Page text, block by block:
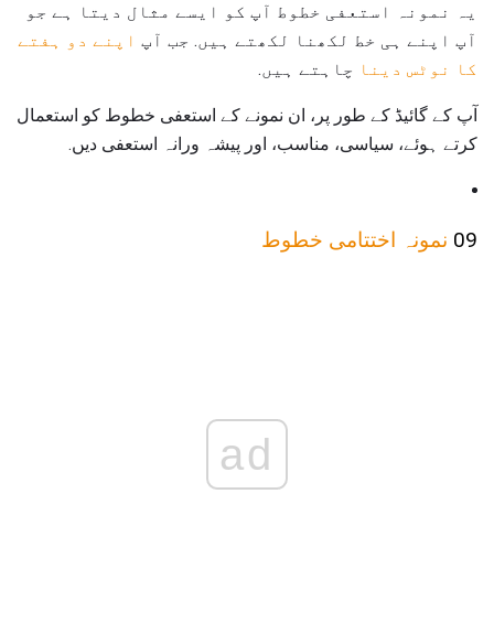
یہ نمونہ استعفی خطوط آپ کو ایسے مثال دیتا ہے جو
آپ اپنے ہی خط لکھنا لکھتے ہیں. جب آپ اپنے دو ہفتے
کا نوٹس دینا چاہتے ہیں.
آپ کے گائیڈ کے طور پر، ان نمونے کے استعفی خطوط کو استعمال
کرتے ہوئے، سیاسی، مناسب، اور پیشہ ورانہ استعفی دیں.
09 نمونہ اختتامی خطوط
ad